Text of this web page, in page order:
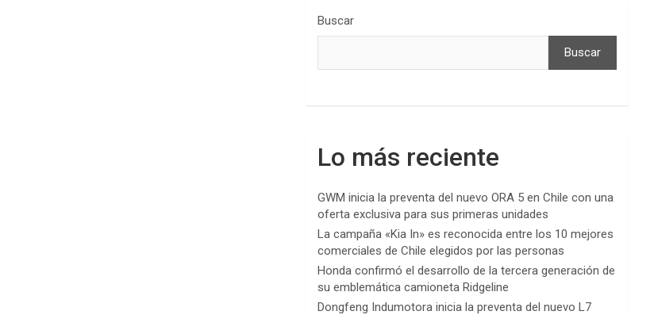
Buscar
Buscar
Lo más reciente
GWM inicia la preventa del nuevo ORA 5 en Chile con una
oferta exclusiva para sus primeras unidades
La campaña «Kia In» es reconocida entre los 10 mejores
comerciales de Chile elegidos por las personas
Honda confirmó el desarrollo de la tercera generación de
su emblemática camioneta Ridgeline
Dongfeng Indumotora inicia la preventa del nuevo L7